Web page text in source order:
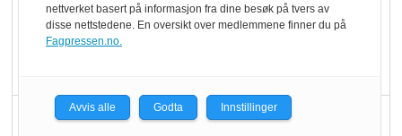
Marit Kolby vant
Blir enklere å velge
nettverket basert på informasjon fra dine besøk på tvers av
disse nettstedene. En oversikt over medlemmene finner du på
Fagpressen.no.
Avvis alle Godta Innstillinger